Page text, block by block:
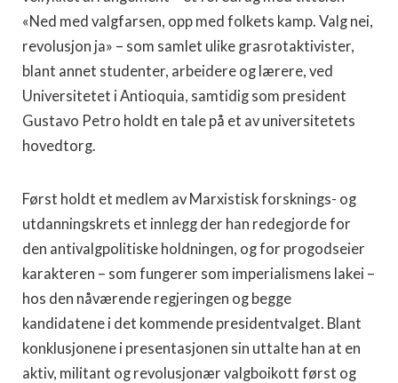
«Ned med valgfarsen, opp med folkets kamp. Valg nei,
revolusjon ja» – som samlet ulike grasrotaktivister,
blant annet studenter, arbeidere og lærere, ved
Universitetet i Antioquia, samtidig som president
Gustavo Petro holdt en tale på et av universitetets
hovedtorg.
Først holdt et medlem av Marxistisk forsknings- og
utdanningskrets et innlegg der han redegjorde for
den antivalgpolitiske holdningen, og for progodseier
karakteren – som fungerer som imperialismens lakei –
hos den nåværende regjeringen og begge
kandidatene i det kommende presidentvalget. Blant
konklusjonene i presentasjonen sin uttalte han at en
aktiv, militant og revolusjonær valgboikott først og